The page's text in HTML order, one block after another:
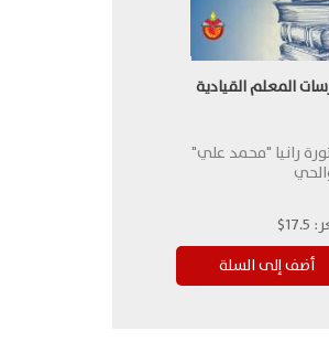
المعلم القيادية
رانيا "محمد علي"
17.5$